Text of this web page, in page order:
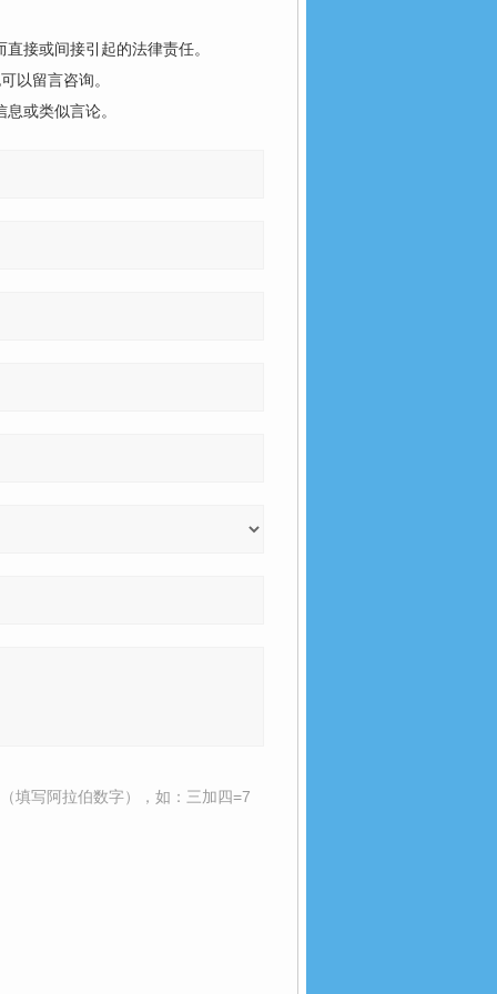
接或间接引起的法律责任。
以留言咨询。
或类似言论。
填写阿拉伯数字），如：三加四=7